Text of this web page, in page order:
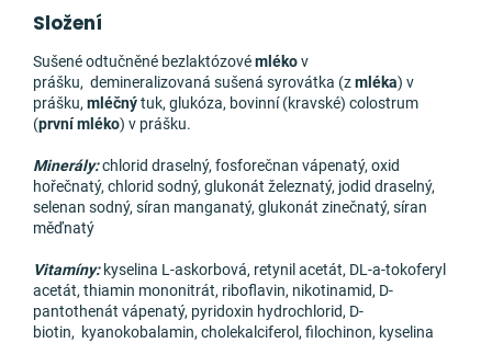
Složení
Sušené odtučněné bezlaktózovémlékov
prášku, demineralizovaná sušená syrovátka (zmléka) v
prášku, mléčnýtuk, glukóza, bovinní (kravské) colostrum
(první mléko) v prášku.
Minerály:chlorid draselný, fosforečnan vápenatý, oxid
hořečnatý, chlorid sodný, glukonát železnatý, jodid draselný,
selenan sodný, síran manganatý, glukonát zinečnatý, síran
měďnatý
Vitamíny:kyselina L-askorbová, retynil acetát, DL-a-tokoferyl
acetát, thiamin mononitrát, riboflavin, nikotinamid, D-
pantothenát vápenatý, pyridoxin hydrochlorid, D-
biotin, kyanokobalamin, cholekalciferol, filochinon, kyselina